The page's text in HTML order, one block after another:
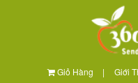
Giỏ Hàng | Giới